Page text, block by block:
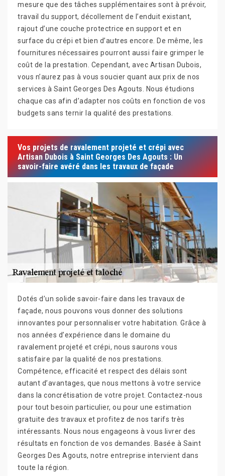
mesure que des tâches supplémentaires sont à prévoir,
travail du support, décollement de l’enduit existant,
rajout d’une couche protectrice en support et en
surface du crépi et bien d’autres encore. De même, les
fournitures nécessaires pourront aussi faire grimper le
coût de la prestation. Cependant, avec Artisan Dubois,
vous n’aurez pas à vous soucier quant aux prix de nos
services à Saint Georges Des Agouts. Nous étudions
chaque cas afin d’adapter nos coûts en fonction de vos
budgets sans ternir la qualité des prestations.
Vos projets de ravalement projeté et crépi avec
Artisan Dubois à Saint Georges Des Agouts : Un
savoir-faire avéré dans les travaux de façade
Dotés d’un solide savoir-faire dans les travaux de
façade, nous pouvons vous donner des solutions
innovantes pour personnaliser votre habitation. Grâce à
nos années d’expérience dans le domaine du
ravalement projeté et crépi, nous saurons vous
satisfaire par la qualité de nos prestations.
Compétence, efficacité et respect des délais sont
autant d’avantages, que nous mettons à votre service
dans la concrétisation de votre projet. Contactez-nous
pour tout besoin particulier, ou pour une estimation
gratuite des travaux et profitez de nos tarifs très
intéressants. Nous nous engageons à vous livrer des
résultats en fonction de vos demandes. Basée à Saint
Georges Des Agouts, notre entreprise intervient dans
toute la région.